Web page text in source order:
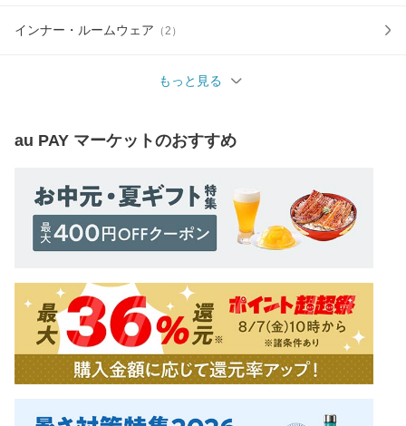
インナー・ルームウェア （2 ）
もっと見る
au PAY マーケットのおすすめ